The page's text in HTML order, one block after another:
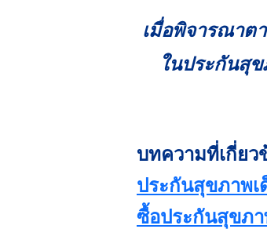
เมื่อพิจารณาต
ในประกันสุ
บทความที่เกี่ยว
ประกันสุขภาพ
ซื้อประกันสุขภา